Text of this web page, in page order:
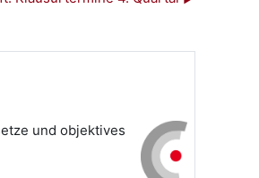
und objektives